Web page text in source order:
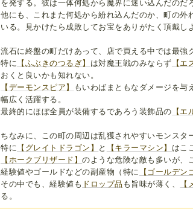
を発する。彼は一体何処から魔界に迷い込んだのだ
他にも、これまた何処から紛れ込んだのか、町の外
いる。見かけたら成敗してお宝をありがたく頂戴し
流石に終盤の町だけあって、店で買える中では最強
特に 【ふぶきのつるぎ】 は対魔王戦のみならず 【エ
おくと良いかも知れない。
【デーモンスピア】
もいわばまともなダメージを与
幅広く活躍する。
最終的にほぼ全員が装備するであろう装飾品の 【
ちなみに、この町の周辺は乱獲されやすいモンスタ
特に 【グレイトドラゴン】 と 【キラーマシン】 はこ
【ホークブリザード】のような危険な敵も多いが、
経験値やゴールドなどの副産物（特に
【ゴールデン
その中でも、経験値も ドロップ品 も旨味が薄く、 【
る。